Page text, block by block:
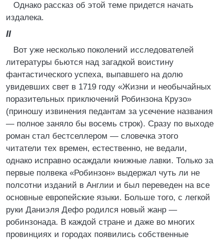
Однако рассказ об этой теме придется начать
издалека.
II
Вот уже несколько поколений исследователей
литературы бьются над загадкой воистину
фантастического успеха, выпавшего на долю
увидевших свет в 1719 году «Жизни и необычайных
поразительных приключений Робинзона Крузо»
(приношу извинения педантам за усечение названия
— полное заняло бы восемь строк). Сразу по выходе
роман стал бестселлером — словечка этого
читатели тех времен, естественно, не ведали,
однако исправно осаждали книжные лавки. Только за
первые полвека «Робинзон» выдержал чуть ли не
полсотни изданий в Англии и был переведен на все
основные европейские языки. Больше того, с легкой
руки Даниэля Дефо родился новый жанр —
робинзонада. В каждой стране и даже во многих
провинциях и городах появились собственные